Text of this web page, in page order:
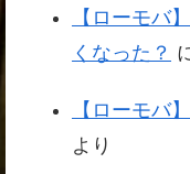
【ローモバ
くなった？
【ローモバ
より